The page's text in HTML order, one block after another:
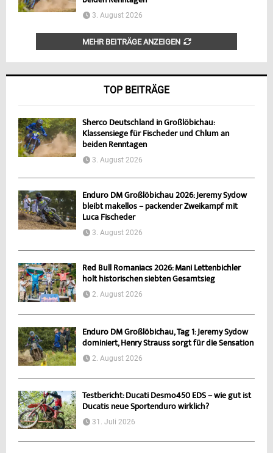
3. August 2026
MEHR BEITRÄGE ANZEIGEN
TOP BEITRÄGE
Sherco Deutschland in Großlöbichau:
Klassensiege für Fischeder und Chlum an
beiden Renntagen
3. August 2026
Enduro DM Großlöbichau 2026: Jeremy Sydow
bleibt makellos – packender Zweikampf mit
Luca Fischeder
3. August 2026
Red Bull Romaniacs 2026: Mani Lettenbichler
holt historischen siebten Gesamtsieg
2. August 2026
Enduro DM Großlöbichau, Tag 1: Jeremy Sydow
dominiert, Henry Strauss sorgt für die Sensation
2. August 2026
Testbericht: Ducati Desmo450 EDS – wie gut ist
Ducatis neue Sportenduro wirklich?
31. Juli 2026